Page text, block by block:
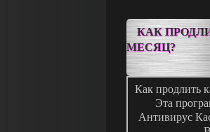
КАК
МЕСЯЦ?
Как продлить
Эта
Антивирус